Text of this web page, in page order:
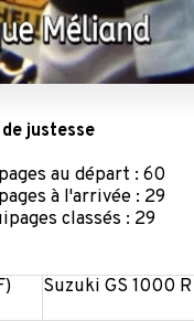
justesse
au départ : 60
à l'arrivée : 29
classés : 29
Suzuki GS 1000 R